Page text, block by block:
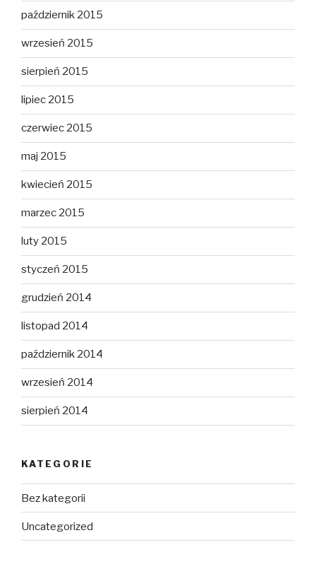
październik 2015
wrzesień 2015
sierpień 2015
lipiec 2015
czerwiec 2015
maj 2015
kwiecień 2015
marzec 2015
luty 2015
styczeń 2015
grudzień 2014
listopad 2014
październik 2014
wrzesień 2014
sierpień 2014
KATEGORIE
Bez kategorii
Uncategorized